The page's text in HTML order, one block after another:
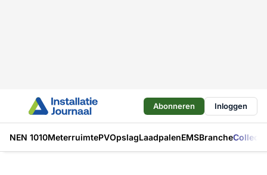
Abonneren Inloggen
NEN 1010MeterruimtePVOpslagLaadpalenEMSBranche